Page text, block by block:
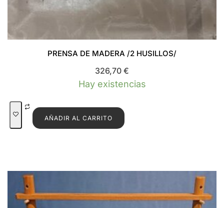
PRENSA DE MADERA /2 HUSILLOS/
326,70 €
Hay existencias
AÑADIR AL CARRITO